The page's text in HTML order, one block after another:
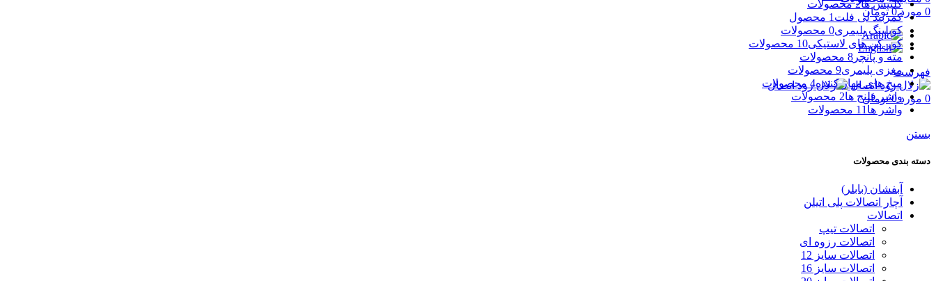
0 مورد 0 تومان
فهرست
0 مورد 0 تومان
کلیپس ها2 محصولات
کمربند لی فلت 1 محصول
کوبلینگ پلیمری0 محصولات
کور کن های لاستیکی10 محصولات
مته و پانچر 8 محصولات
مغزی پلیمری9 محصولات
میخ های مهار کننده4 محصولات
واشر فلنج ها2 محصولات
واشر ها 11 محصولات
بستن
دسته بندی محصولات
آبفشان (بابلر)
آچار اتصالات پلی اتیلن
اتصالات
اتصالات تیپ
اتصالات رزوه ای
اتصالات سایز 12
اتصالات سایز 16